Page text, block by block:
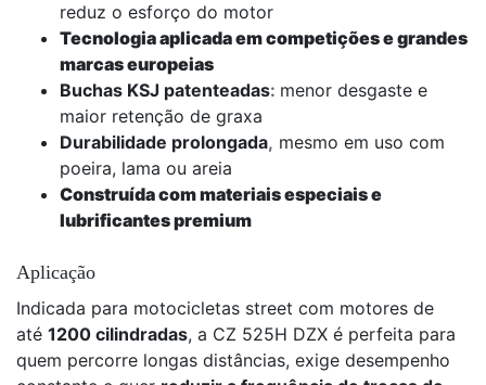
reduz o esforço do motor
Tecnologia aplicada em competições e grandes
marcas europeias
Buchas KSJ patenteadas: menor desgaste e
maior retenção de graxa
Durabilidade prolongada, mesmo em uso com
poeira, lama ou areia
Construída com materiais especiais e
lubrificantes premium
Aplicação
Indicada para motocicletas street com motores de
até 1200 cilindradas, a CZ 525H DZX é perfeita para
quem percorre longas distâncias, exige desempenho